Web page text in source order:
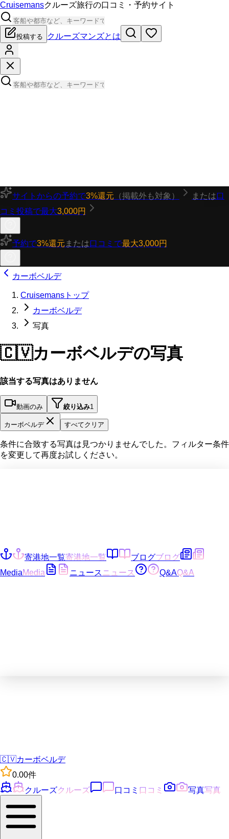
Cruisemansクルーズ旅行の口コミ・予約サイト
投稿する クルーズマンズとは
サイトからの予約で3%還元 （掲載外も対象） または口
コミ投稿で最大3,000円
予約で3%還元 または口コミで最大3,000円
カーボベルデ
Cruisemansトップ
カーボベルデ
写真
🇨🇻カーボベルデの写真
該当する写真はありません
動画のみ 絞り込み1
カーボベルデ すべてクリア
条件に合致する写真は見つかりませんでした。フィルター条件
を変更して再度お試しください。
寄港地一覧寄港地一覧 ブログブログ
MediaMedia ニュース ニュース Q&AQ&A
🇨🇻カーボベルデ
0.00件
クルーズクルーズ 口コミ 口コミ 写真写真